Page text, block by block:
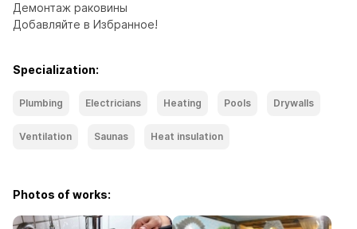
Демонтаж раковины
Добавляйте в Избранное!
Specialization:
Plumbing Electricians Heating Pools Drywalls
Ventilation Saunas Heat insulation
Photos of works: